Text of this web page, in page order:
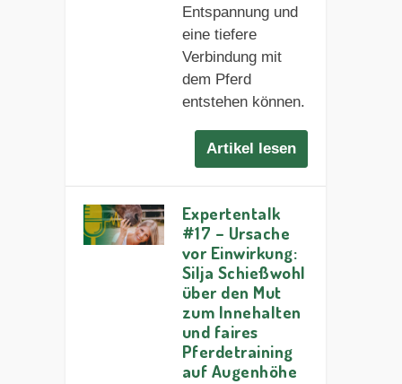
Entspannung und
eine tiefere
Verbindung mit
dem Pferd
entstehen können.
Artikel lesen
Expertentalk
#17 – Ursache
vor Einwirkung:
Silja Schießwohl
über den Mut
zum Innehalten
und faires
Pferdetraining
auf Augenhöhe